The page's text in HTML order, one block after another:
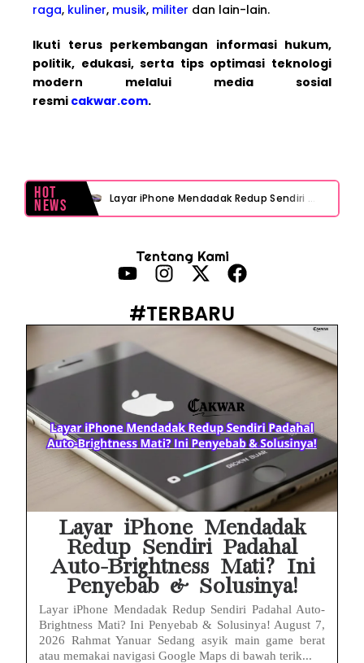
raga, kuliner, musik, militer dan lain-lain.
Ikuti terus perkembangan informasi hukum,
politik, edukasi, serta tips optimasi teknologi
modern melalui media sosial
resmi cakwar.com.
Hot
News Layar iPhone Mendadak Redup Sendiri Padahal Auto-Brightness Mati? Ini Penyebab & Solusinya!
Prabowo Sebut ‘Londo Ireng’, Ray Rangkuti Desak DPR Bersikap, Ini Ulasan Politiknya
MAKI Soroti Penahanan Eks Jampidsus Febrie Adriansyah Tanpa Rompi Pink
Babak Baru Kasus Febrie Adriansyah, Rencana Praperadilan Penyitaan Emas dan Uang Tunai Jadi Sorotan
Baterai Apple Watch Cepat Boros? Ini Penyebab dan Cara Mengatasinya
HP Huawei Cepat Panas? Ini Penyebab Utama dan Cara Mengatasinya
Tentang Kami
#TERBARU
Layar iPhone Mendadak
Redup Sendiri Padahal
Auto-Brightness Mati? Ini
Penyebab & Solusinya!
Layar iPhone Mendadak Redup Sendiri Padahal Auto-
Brightness Mati? Ini Penyebab & Solusinya! August 7,
2026 Rahmat Yanuar Sedang asyik main game berat
atau memakai navigasi Google Maps di bawah terik...